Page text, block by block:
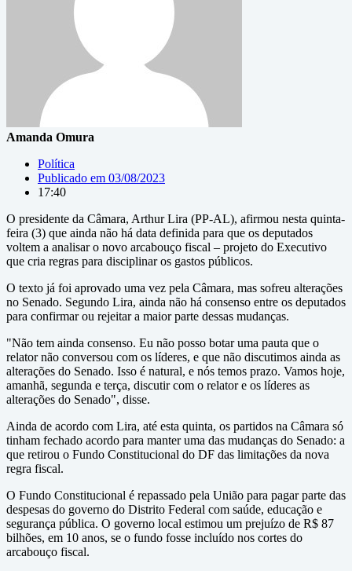
Amanda Omura
Política
Publicado em 03/08/2023
17:40
O presidente da Câmara, Arthur Lira (PP-AL), afirmou nesta quinta-
feira (3) que ainda não há data definida para que os deputados
voltem a analisar o novo arcabouço fiscal – projeto do Executivo
que cria regras para disciplinar os gastos públicos.
O texto já foi aprovado uma vez pela Câmara, mas sofreu alterações
no Senado. Segundo Lira, ainda não há consenso entre os deputados
para confirmar ou rejeitar a maior parte dessas mudanças.
"Não tem ainda consenso. Eu não posso botar uma pauta que o
relator não conversou com os líderes, e que não discutimos ainda as
alterações do Senado. Isso é natural, e nós temos prazo. Vamos hoje,
amanhã, segunda e terça, discutir com o relator e os líderes as
alterações do Senado", disse.
Ainda de acordo com Lira, até esta quinta, os partidos na Câmara só
tinham fechado acordo para manter uma das mudanças do Senado: a
que retirou o Fundo Constitucional do DF das limitações da nova
regra fiscal.
O Fundo Constitucional é repassado pela União para pagar parte das
despesas do governo do Distrito Federal com saúde, educação e
segurança pública. O governo local estimou um prejuízo de R$ 87
bilhões, em 10 anos, se o fundo fosse incluído nos cortes do
arcabouço fiscal.